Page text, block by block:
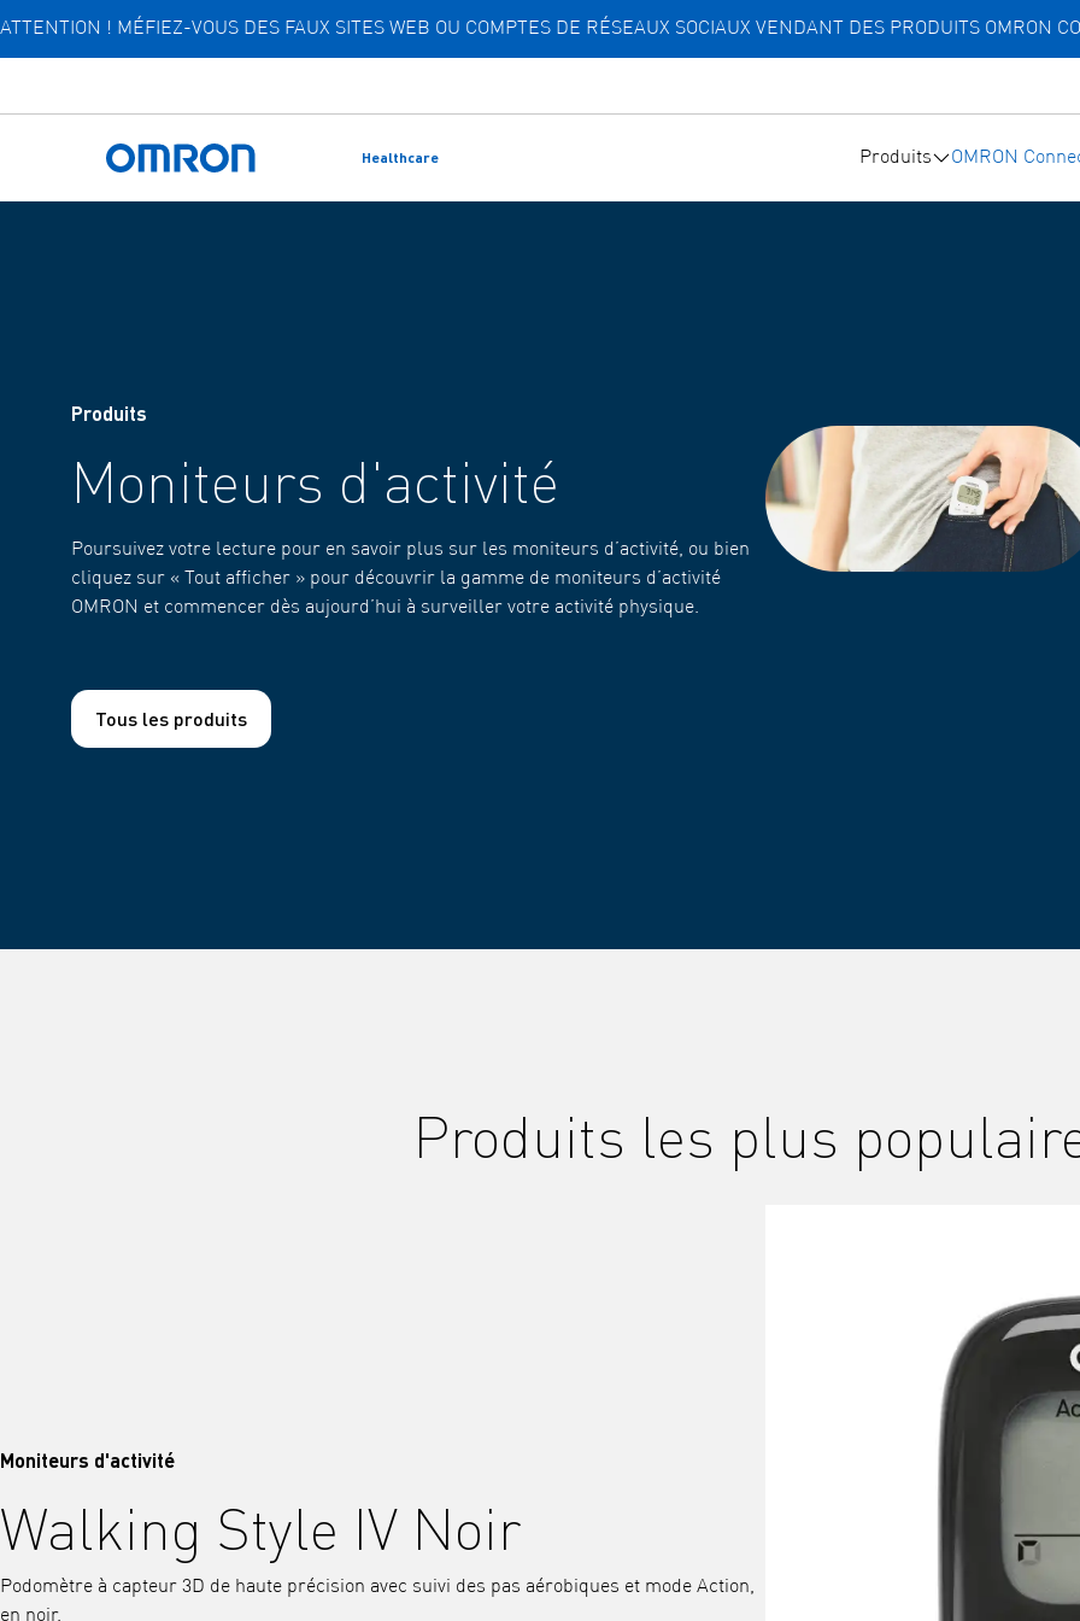
Skip
main
content
ATTENTION ! MÉFIEZ-VOUS DES FAUX SITES WEB OU COMPTES DE RÉSEAUX SOCIAUX VENDANT DES PRODUITS OMRON
Retour à l'accueil
Healthcare Produits OMRON
Produits
Moniteurs d'activité
Poursuivez votre lecture pour en savoir plus sur les moniteurs d’activité, ou bien
cliquez sur « Tout afficher » pour découvrir la gamme de moniteurs d’activité
OMRON et commencer dès aujourd’hui à surveiller votre activité physique.
Tous les produits
Produits les plus
Moniteurs d'activité
Walking Style IV Noir
Podomètre à capteur 3D de haute précision avec suivi des pas aérobiques et mode Action,
en noir.